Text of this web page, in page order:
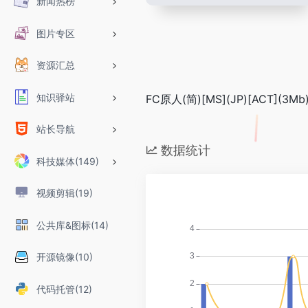
图片专区
资源汇总
知识驿站
站长导航
科技媒体(149)
视频剪辑(19)
公共库&图标(14)
开源镜像(10)
代码托管(12)
FC原人(简
数据统计